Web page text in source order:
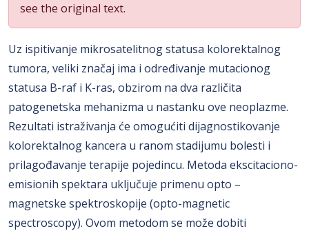
see the original text.
Uz ispitivanje mikrosatelitnog statusa kolorektalnog
tumora, veliki značaj ima i određivanje mutacionog
statusa B-raf i K-ras, obzirom na dva različita
patogenetska mehanizma u nastanku ove neoplazme.
Rezultati istraživanja će omogućiti dijagnostikovanje
kolorektalnog kancera u ranom stadijumu bolesti i
prilagođavanje terapije pojedincu. Metoda ekscitaciono-
emisionih spektara uključuje primenu opto –
magnetske spektroskopije (opto-magnetic
spectroscopy). Ovom metodom se može dobiti